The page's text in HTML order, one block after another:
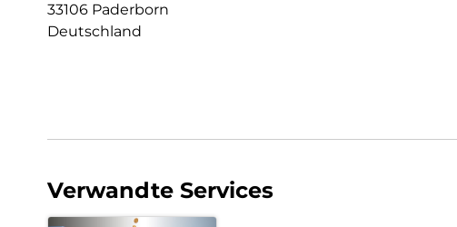
33106 Paderborn
Deutschland
Verwandte Services